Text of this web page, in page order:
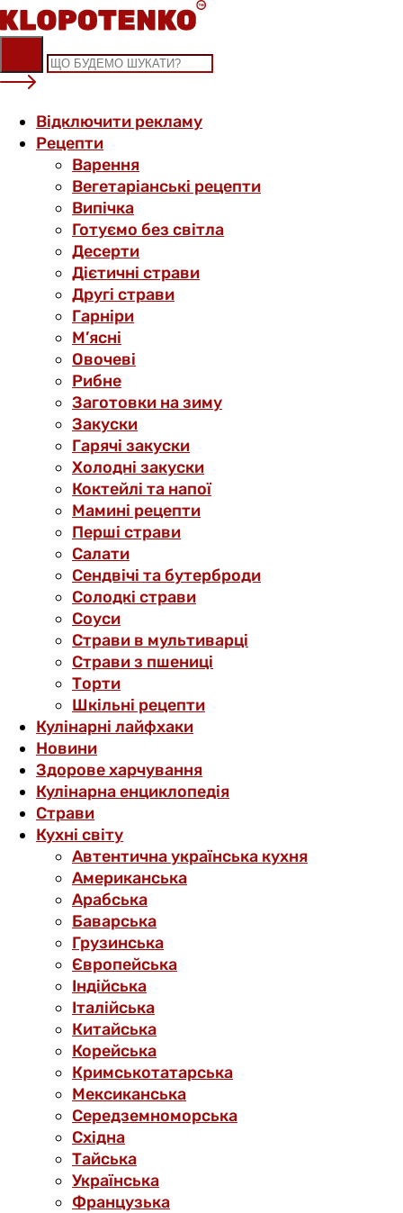
Skip
to
content
Відключити рекламу
Рецепти
Варення
Вегетаріанські рецепти
Випічка
Готуємо без світла
Десерти
Дієтичні страви
Другі страви
Гарніри
М’ясні
Овочеві
Рибне
Заготовки на зиму
Закуски
Гарячі закуски
Холодні закуски
Коктейлі та напої
Мамині рецепти
Перші страви
Салати
Сендвічі та бутерброди
Солодкі страви
Соуси
Страви в мультиварці
Страви з пшениці
Торти
Шкільні рецепти
Кулінарні лайфхаки
Новини
Здорове харчування
Кулінарна енциклопедія
Страви
Кухні світу
Автентична українська кухня
Американська
Арабська
Баварська
Грузинська
Європейська
Індійська
Італійська
Китайська
Корейська
Кримськотатарська
Мексиканська
Середземноморська
Східна
Тайська
Українська
Французька